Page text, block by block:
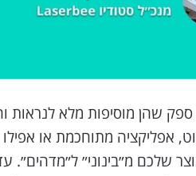
ספק שהן מוסיפות מלא
אפליקציה מתוחכמת או
שלכם מ״בינוני״ ל״מדהים״.